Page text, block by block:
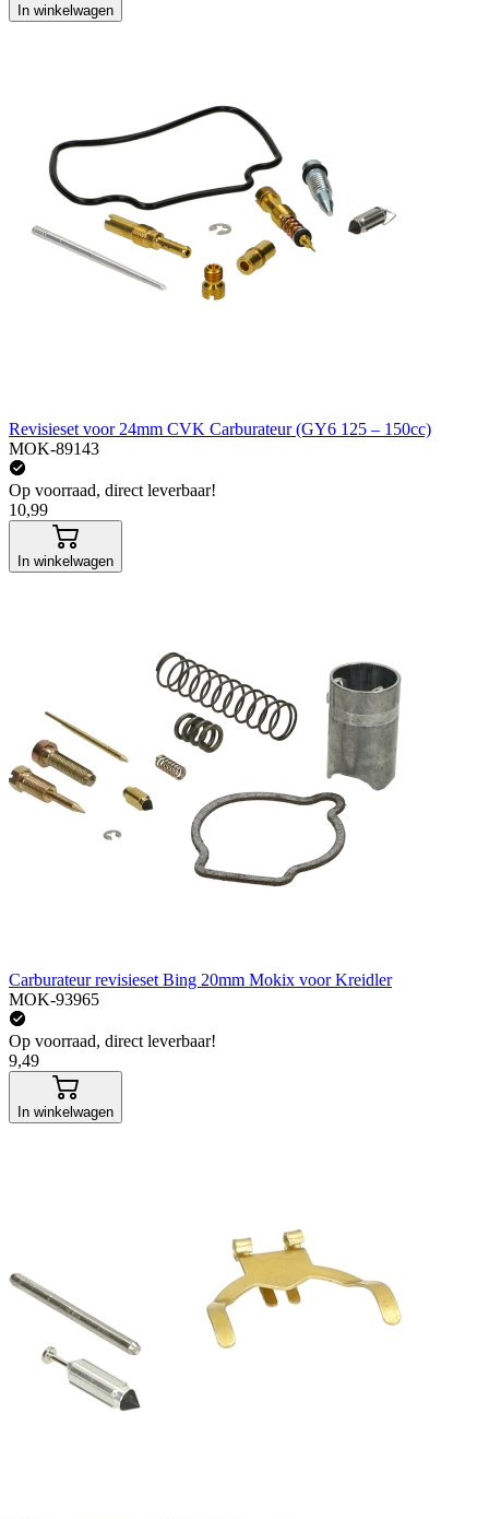
In winkelwagen
Revisieset voor 24mm CVK Carburateur (GY6 125 – 150cc)
MOK-89143
Op voorraad, direct leverbaar!
10,99
In winkelwagen
Carburateur revisieset Bing 20mm Mokix voor Kreidler
MOK-93965
Op voorraad, direct leverbaar!
9,49
In winkelwagen